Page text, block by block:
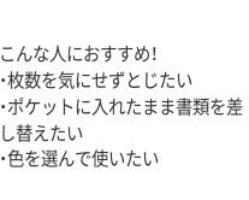
こんな人におすすめ！
・枚数を気にせずとじたい
・ポケットに入れたまま書類を差
し替えたい
・色を選んで使いたい